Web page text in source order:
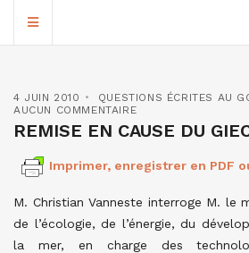
4 JUIN 2010
QUESTIONS ÉCRITES AU
AUCUN COMMENTAIRE
REMISE EN CAUSE DU
Imprimer, enregistrer en PDF
M. Christian Vanneste interroge M. le
de l’écologie, de l’énergie, du
la mer, en charge des